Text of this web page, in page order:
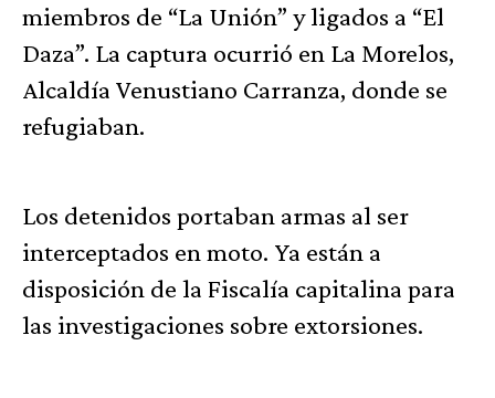
miembros de “La Unión” y ligados a “El
Daza”. La captura ocurrió en La Morelos,
Alcaldía Venustiano Carranza, donde se
refugiaban.
Los detenidos portaban armas al ser
interceptados en moto. Ya están a
disposición de la Fiscalía capitalina para
las investigaciones sobre extorsiones.